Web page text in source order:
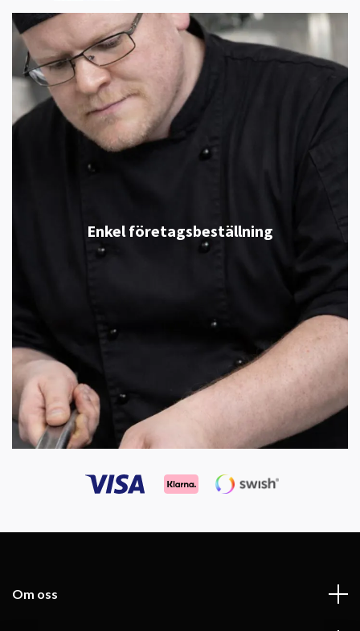
Enkel företagsbeställning
Om oss